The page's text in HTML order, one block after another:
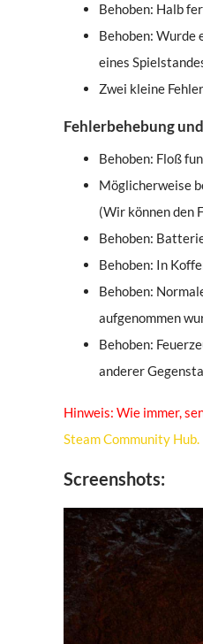
Behoben: Halb
Behoben: Wurde
eines
Zwei kleine
Fehlerbehebung
Behoben: Floß
Möglicherweise
(Wir können den
Behoben:
Behoben: In
Behoben:
aufgenommen
Behoben:
anderer
Hinweis: Wie immer,
Steam Community Hub.
Screenshots: